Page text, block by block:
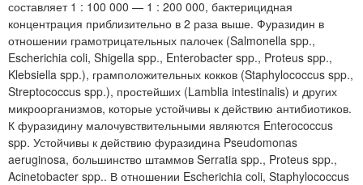
составляет 1 : 100 000 — 1 : 200 000, бактерицидная
концентрация приблизительно в 2 раза выше. Фуразидин в
отношении грамотрицательных палочек (Salmonella spp.,
Escherichia coli, Shigella spp., Enterobacter spp., Proteus spp.,
Klebsiella spp.), грамположительных кокков (Staphylococcus spp.,
Streptococcus spp.), простейших (Lamblia intestinalis) и других
микроорганизмов, которые устойчивы к действию антибиотиков.
К фуразидину малочувствительными являются Enterococcus
spp. Устойчивы к действию фуразидина Pseudomonas
aeruginosa, большинство штаммов Serratia spp., Proteus spp.,
Acinetobacter spp.. В отношении Escherichia coli, Staphylococcus